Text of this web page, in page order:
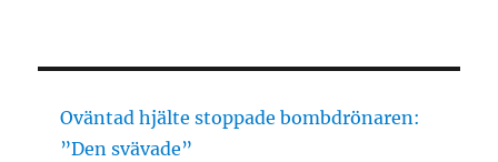
Oväntad hjälte stoppade bombdrönaren:
”Den svävade”